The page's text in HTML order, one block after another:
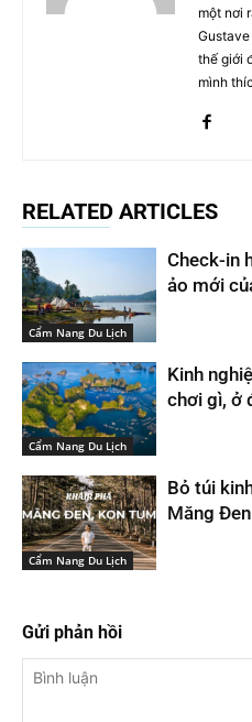
một nơi
thế giới
mình
RELATED ARTICLES
Cẩm Nang Du Lịch
Check-in
ảo mới
Cẩm Nang Du Lịch
Kinh
chơi gì, ở
Cẩm Nang Du Lịch
Bỏ túi
Măng
Gửi phản hồi